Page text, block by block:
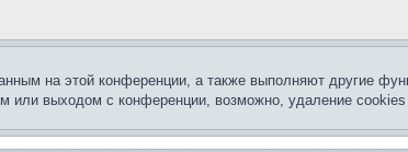
на этой конференции, а также выполняют другие
или выходом с конференции, возможно, удаление